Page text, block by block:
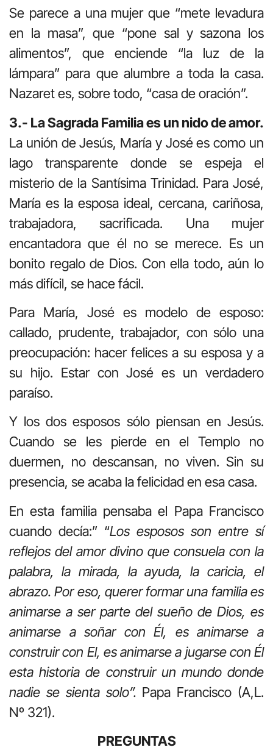
Se parece a una mujer que “mete levadura
en la masa”, que “pone sal y sazona los
alimentos”, que enciende “la luz de la
lámpara” para que alumbre a toda la casa.
Nazaret es, sobre todo, “casa de oración”.
3.- La Sagrada Familia es un nido de amor.
La unión de Jesús, María y José es como un
lago transparente donde se espeja el
misterio de la Santísima Trinidad. Para José,
María es la esposa ideal, cercana, cariñosa,
trabajadora, sacrificada. Una mujer
encantadora que él no se merece. Es un
bonito regalo de Dios. Con ella todo, aún lo
más difícil, se hace fácil.
Para María, José es modelo de esposo:
callado, prudente, trabajador, con sólo una
preocupación: hacer felices a su esposa y a
su hijo. Estar con José es un verdadero
paraíso.
Y los dos esposos sólo piensan en Jesús.
Cuando se les pierde en el Templo no
duermen, no descansan, no viven. Sin su
presencia, se acaba la felicidad en esa casa.
En esta familia pensaba el Papa Francisco
cuando decía:” “Los esposos son entre sí
reflejos del amor divino que consuela con la
palabra, la mirada, la ayuda, la caricia, el
abrazo. Por eso, querer formar una familia es
animarse a ser parte del sueño de Dios, es
animarse a soñar con Él, es animarse a
construir con El, es animarse a jugarse con Él
esta historia de construir un mundo donde
nadie se sienta solo”. Papa Francisco (A,L.
Nº 321).
PREGUNTAS